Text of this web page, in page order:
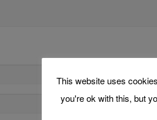
This website uses
you're ok with this, but